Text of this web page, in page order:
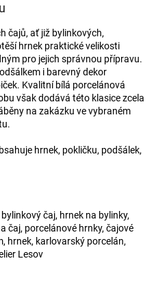
čajů, ať již bylinkových,
hrnek praktické velikosti
pro jejich správnou přípravu.
i barevný dekor
Kvalitní bílá porcelánová
však dodává této klasice zcela
na zakázku ve vybraném
hrnek, pokličku, podšálek,
čaj, hrnek na bylinky,
čaj, porcelánové hrnky, čajové
hrnek, karlovarský porcelán,
Lesov